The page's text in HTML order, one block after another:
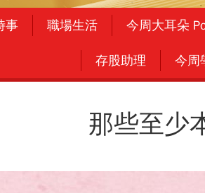
事 職場生活 今周大耳朵
存股助理 今周
那些至少